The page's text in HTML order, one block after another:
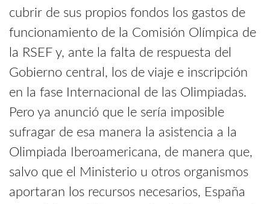
cubrir de sus propios fondos los gastos de
funcionamiento de la Comisión Olímpica de
la RSEF y, ante la falta de respuesta del
Gobierno central, los de viaje e inscripción
en la fase Internacional de las Olimpiadas.
Pero ya anunció que le sería imposible
sufragar de esa manera la asistencia a la
Olimpiada Iberoamericana, de manera que,
salvo que el Ministerio u otros organismos
aportaran los recursos necesarios, España